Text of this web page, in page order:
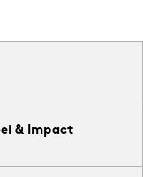
& Impact